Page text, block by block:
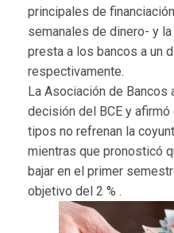
principales de
semanales de dinero- y
presta a los bancos a un
respectivamente.
La Asociación de Bancos
decisión del BCE y
tipos no refrenan la
mientras que pronosticó
bajar en el primer
objetivo del 2 % .